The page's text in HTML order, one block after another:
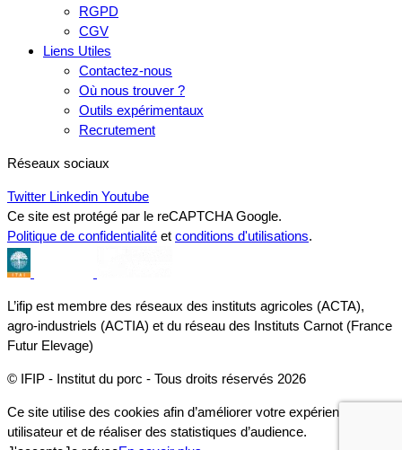
RGPD
CGV
Liens Utiles
Contactez-nous
Où nous trouver ?
Outils expérimentaux
Recrutement
Réseaux sociaux
Twitter Linkedin Youtube
Ce site est protégé par le reCAPTCHA Google.
Politique de confidentialité et conditions d'utilisations.
L’ifip est membre des réseaux des instituts agricoles (ACTA),
agro-industriels (ACTIA) et du réseau des Instituts Carnot (France
Futur Elevage)
© IFIP - Institut du porc - Tous droits réservés 2026
Ce site utilise des cookies afin d’améliorer votre expérience
utilisateur et de réaliser des statistiques d’audience.